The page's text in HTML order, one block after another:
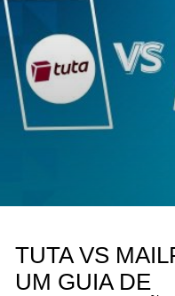
TUTA VS
UM GUIA DE